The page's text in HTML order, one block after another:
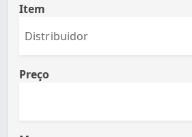
Item
Preço